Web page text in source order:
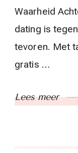
Waarheid
dating is
tevoren. Met
gratis …
Lees meer